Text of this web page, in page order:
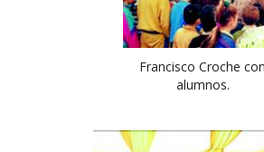
Francisco Croche con
alumnos.